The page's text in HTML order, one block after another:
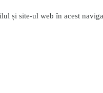
și site-ul web în acest